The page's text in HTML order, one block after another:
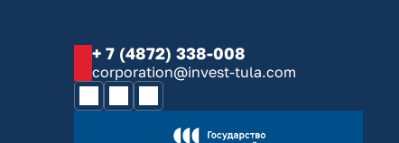
+ 7 (4872) 338-008
corporation@invest-tula.com